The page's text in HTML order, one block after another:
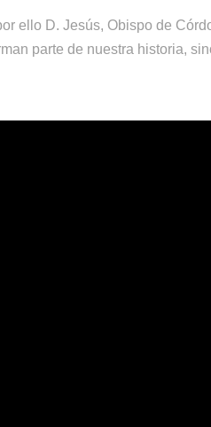
ello D. Jesús, Obispo de
parte de nuestra historia,